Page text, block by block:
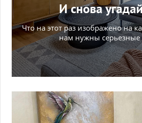
И снова
Что на этот раз изображено на
нам нужны серьезные